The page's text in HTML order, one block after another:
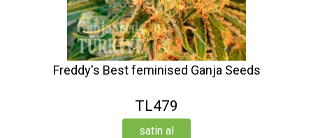
Freddy's Best feminised Ganja Seeds
TL479
satin al